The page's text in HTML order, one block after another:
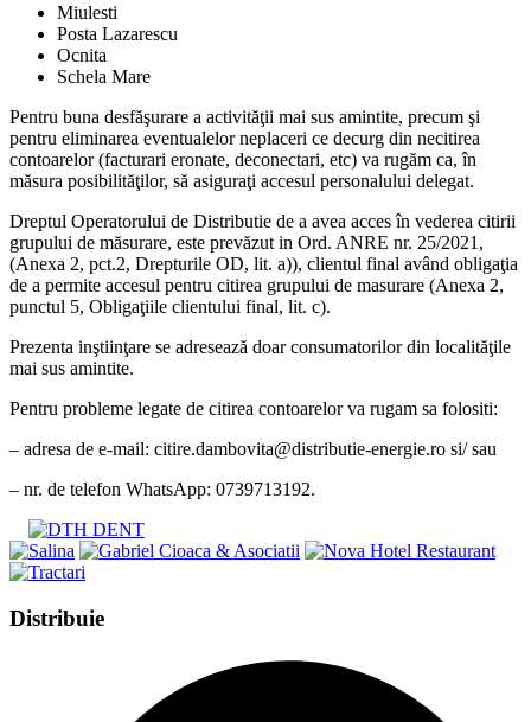
Miulesti
Posta Lazarescu
Ocnita
Schela Mare
Pentru buna desfăşurare a activităţii mai sus amintite, precum şi
pentru eliminarea eventualelor neplaceri ce decurg din necitirea
contoarelor (facturari eronate, deconectari, etc) va rugăm ca, în
măsura posibilităţilor, să asiguraţi accesul personalului delegat.
Dreptul Operatorului de Distributie de a avea acces în vederea citirii
grupului de măsurare, este prevăzut in Ord. ANRE nr. 25/2021,
(Anexa 2, pct.2, Drepturile OD, lit. a)), clientul final având obligaţia
de a permite accesul pentru citirea grupului de masurare (Anexa 2,
punctul 5, Obligaţiile clientului final, lit. c).
Prezenta inştiinţare se adresează doar consumatorilor din localităţile
mai sus amintite.
Pentru probleme legate de citirea contoarelor va rugam sa folositi:
– adresa de e-mail: citire.dambovita@distributie-energie.ro si/ sau
– nr. de telefon WhatsApp: 0739713192.
DistribuieShare